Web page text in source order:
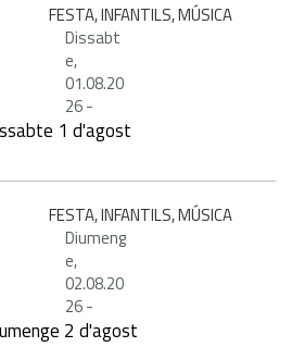
FESTA, INFANTILS, MÚSICA
Dissabt
e,
01.08.20
26-
1 d'agost
FESTA, INFANTILS, MÚSICA
Diumeng
e,
02.08.20
26-
2 d'agost